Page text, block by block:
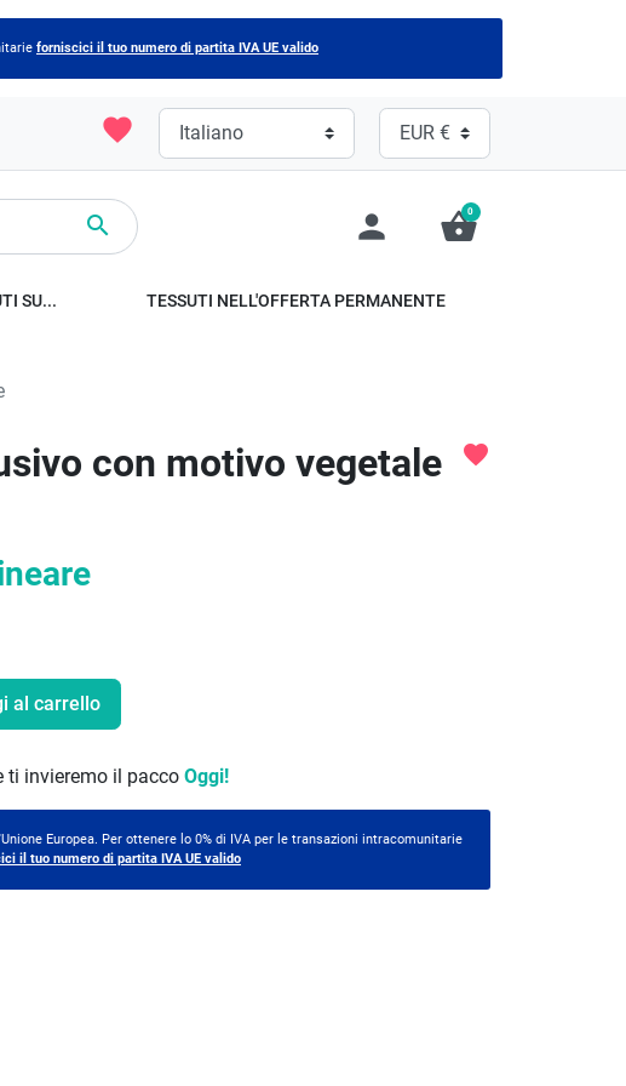
forniscici il tuo numero di partita IVA UE valido
favorite
 person shopping_basket
0
SU... TESSUTI NELL'OFFERTA PERMANENTE
con motivo vegetale favorite
al carrello
ti invieremo il pacco Oggi!
Europea. Per ottenere lo 0% di IVA per le transazioni intracomunitarie
il tuo numero di partita IVA UE valido